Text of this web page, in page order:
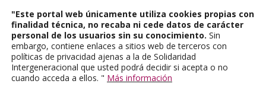
"Este portal web únicamente utiliza cookies propias con
finalidad técnica, no recaba ni cede datos de carácter
personal de los usuarios sin su conocimiento. Sin
embargo, contiene enlaces a sitios web de terceros con
políticas de privacidad ajenas a la de Solidaridad
Intergeneracional que usted podrá decidir si acepta o no
cuando acceda a ellos. " Más información